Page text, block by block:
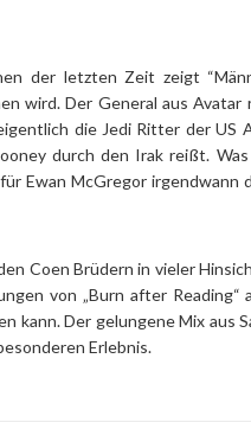
der letzten Zeit zeigt
wird. Der General aus
die Jedi Ritter der US
durch den Irak reißt.
Ewan McGregor irgendwann
Coen Brüdern in vieler
von „Burn after Reading“
kann. Der gelungene Mix aus
Erlebnis.